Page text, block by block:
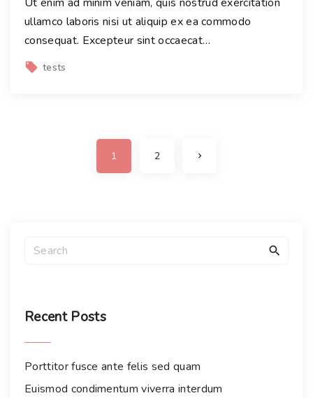
ullamco laboris nisi ut aliquip ex ea commodo
consequat. Excepteur sint occaecat…
tests
g
1 2 N
Recent Posts
Porttitor fusce ante felis sed quam
Euismod condimentum viverra interdum